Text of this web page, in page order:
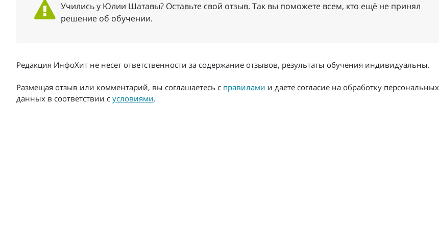
Учились у Юлии Шатавы? Оставьте свой отзыв. Так вы поможете всем, кто ещё не принял
решение об обучении.
Редакция ИнфоХит не несет ответственности за содержание отзывов, результаты обучения индивидуальны.
Размещая отзыв или комментарий, вы соглашаетесь с правилами и даете согласие на обработку персональных
данных в соответствии с условиями.